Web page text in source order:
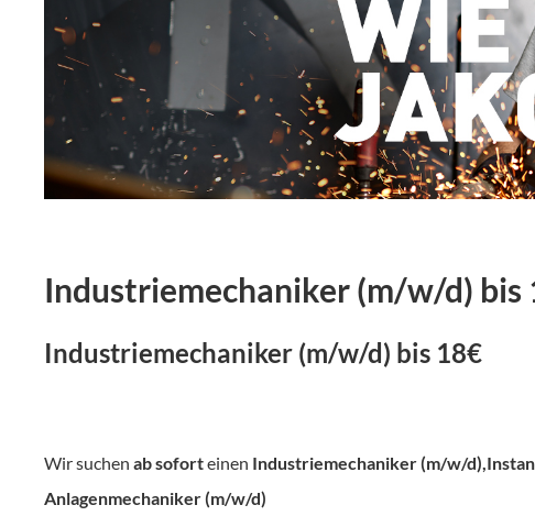
Industriemechaniker (m/w/d) bis
Industriemechaniker (m/w/d) bis 18€
Wir suchen ab soforteinen Industriemechaniker (m/w/
Anlagenmechaniker (m/w/d)